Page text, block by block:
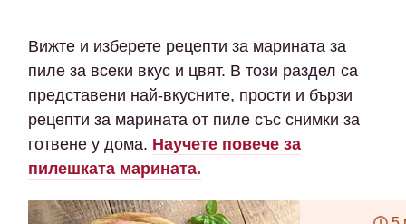
Вижте и изберете рецепти за марината за
пиле за всеки вкус и цвят. В този раздел са
представени най-вкусните, прости и бързи
рецепти за марината от пиле със снимки за
готвене у дома. Научете повече за
пилешката марината.